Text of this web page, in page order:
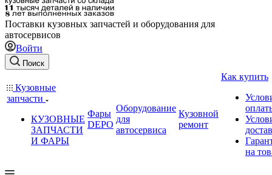
Поставки кузовных запчастей и оборудования для
автосервисов
Войти
Поиск
Кузовные
запчасти
КУЗОВНЫЕ
ЗАПЧАСТИ
И ФАРЫ
Фары
DEPO
Оборудование
для
автосервиса
Кузовной
ремонт
Как купить
на